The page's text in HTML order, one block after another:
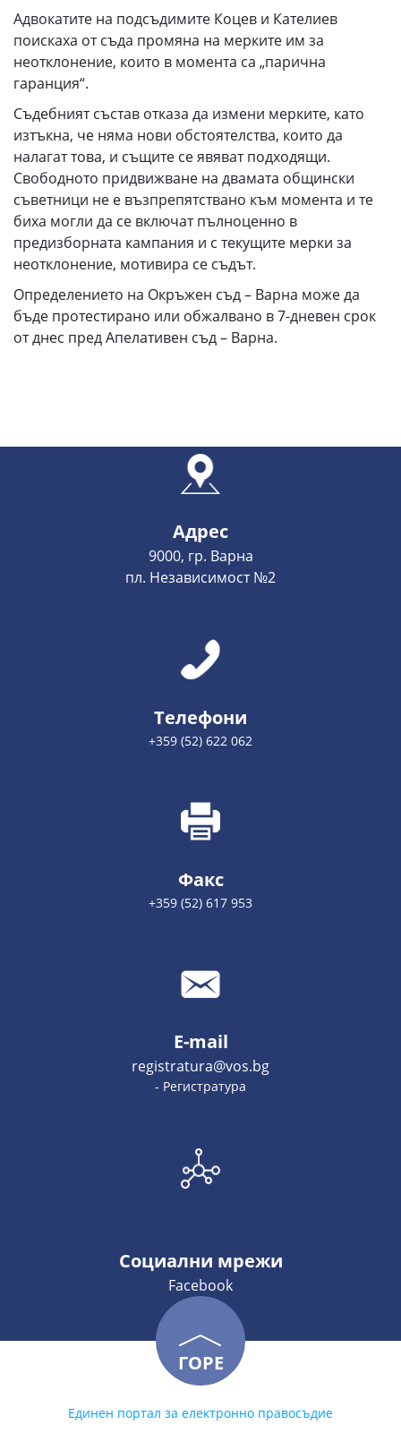
Адвокатите на подсъдимите Коцев и Кателиев
поискаха от съда промяна на мерките им за
неотклонение, които в момента са „парична
гаранция“.
Съдебният състав отказа да измени мерките, като
изтъкна, че няма нови обстоятелства, които да
налагат това, и същите се явяват подходящи.
Свободното придвижване на двамата общински
съветници не е възпрепятствано към момента и те
биха могли да се включат пълноценно в
предизборната кампания и с текущите мерки за
неотклонение, мотивира се съдът.
Определението на Окръжен съд – Варна може да
бъде протестирано или обжалвано в 7-дневен срок
от днес пред Апелативен съд – Варна.
Адрес
9000, гр. Варна
пл. Независимост №2
Телефони
+359 (52) 622 062
Факс
+359 (52) 617 953
E-mail
registratura@vos.bg
- Регистратура
Социални мрежи
Facebook
ГОРЕ
Единен портал за електронно правосъдие